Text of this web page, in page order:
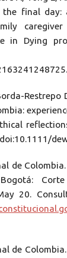
final day:
caregiver
in Dying
Restrepo
de
20.
de